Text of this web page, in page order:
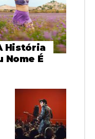
História
Nome É